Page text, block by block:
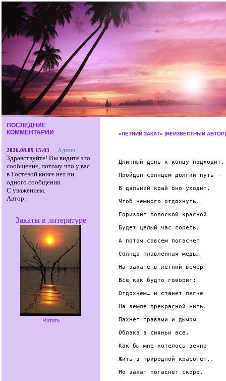
ПОСЛЕДНИЕ
КОММЕНТАРИИ
2026.08.09 15:03 Админ
Здравствуйте! Вы видите это
сообщение, потому что у вас
в Гостевой книге нет ни
одного сообщения.
С уважением.
Автор.
Закаты в литературе
Читать
«ЛЕТНИЙ ЗАКАТ» (НЕИЗВЕСТНЫЙ АВТОР)
Длинный день к концу подходит,
Пройден солнцем долгий путь -
В дальний край оно уходит,
Чтоб немного отдохнуть.
Горизонт полоской красной
Будет целый час гореть,
А потом совсем погаснет
Солнца плавленная медь…
На закате в летний вечер
Все как будто говорит:
Отдохнем… и станет легче
На земле прекрасной жить.
Пахнет травами и дымом
Облака в сияньи все,
Как бы мне хотелось вечно
Жить в природной красоте!..
Но закат погаснет скоро,